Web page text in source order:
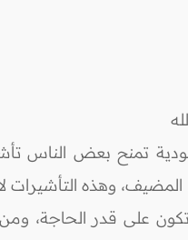
تمنح بعض الناس
المضيف، وهذه
على قدر الحاجة،